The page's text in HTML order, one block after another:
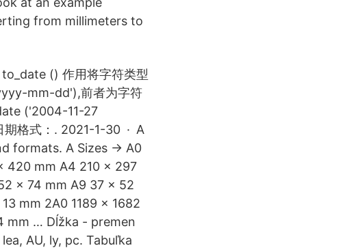
from millimeters to
() 作用将字符类型
mm-dd'),前者为字符
('2004-11-27
格式：. 2021-1-30 · A
formats. A Sizes → A0
420 mm A4 210 × 297
× 74 mm A9 37 × 52
mm 2A0 1189 × 1682
mm … Dĺžka - premen
AU, ly, pc. Tabuľka